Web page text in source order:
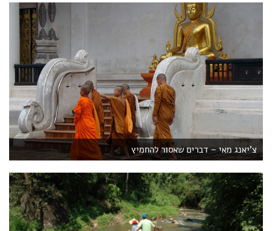
צ'יאנג מאי – דברים שאסור להחמיץ